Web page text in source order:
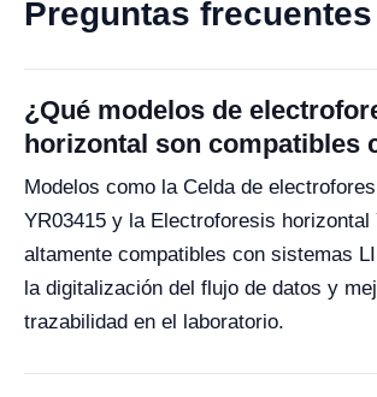
Preguntas frecuentes
¿Qué modelos de
horizontal son compatibles
Modelos como la Celda de
YR03415 y la Electroforesis horizontal
altamente compatibles con sistemas
la digitalización del flujo de datos y
trazabilidad en el laboratorio.